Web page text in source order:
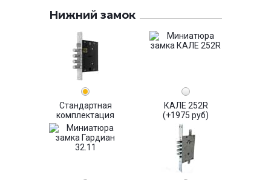
Нижний замок
Стандартная
комплектация
КАЛЕ 252R
(+1975 руб)